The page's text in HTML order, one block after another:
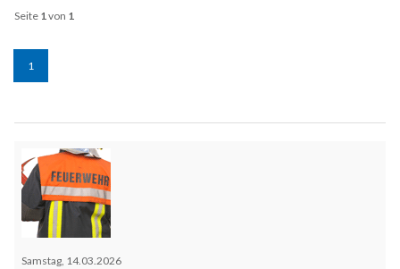
Seite 1von 1
1
Samstag, 14.03.2026